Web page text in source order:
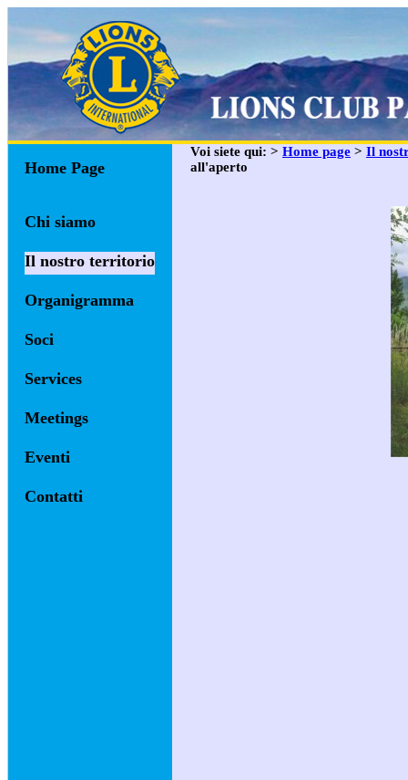
Home Page
Chi siamo
Il nostro territorio
Organigramma
Soci
Services
Meetings
Eventi
Contatti
Voi siete qui: > Home page > Il
all'aperto